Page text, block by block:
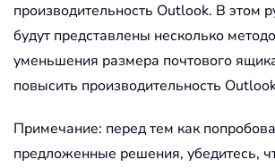
производительность Outlook. В этом
будут представлены несколько
уменьшения размера почтового
повысить производительность
Примечание: перед тем как
предложенные решения, убедитесь,